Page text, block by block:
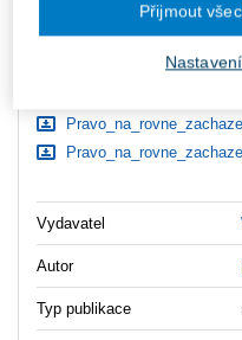
Vydavatel
Autor
Typ publikace
Přijmout